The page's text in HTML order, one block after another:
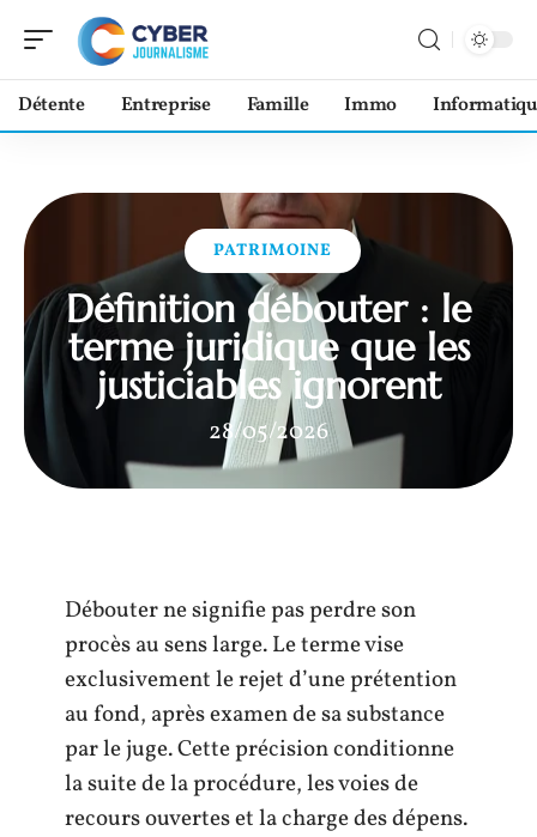
Détente Entreprise Famille Immo
PATRIMOINE
Définition débouter : le
terme juridique que les
justiciables ignorent
28/05/2026
Débouter ne signifie pas perdre son
procès au sens large. Le terme vise
exclusivement le rejet d’une prétention
au fond, après examen de sa substance
par le juge. Cette précision conditionne
la suite de la procédure, les voies de
recours ouvertes et la charge des dépens.